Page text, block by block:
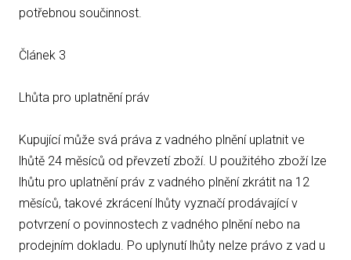
potřebnou součinnost.
Článek 3
Lhůta pro uplatnění práv
Kupující může svá práva z vadného plnění uplatnit ve
lhůtě 24 měsíců od převzetí zboží. U použitého zboží lze
lhůtu pro uplatnění práv z vadného plnění zkrátit na 12
měsíců, takové zkrácení lhůty vyznačí prodávající v
potvrzení o povinnostech z vadného plnění nebo na
prodejním dokladu. Po uplynutí lhůty nelze právo z vad u